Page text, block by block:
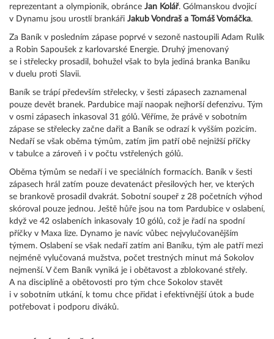
reprezentant a olympionik, obránce Jan Kolář. Gólmanskou dvojicí
v Dynamu jsou urostlí brankáři Jakub Vondraš a Tomáš Vomáčka.
Za Baník v posledním zápase poprvé v sezoně nastoupili Adam Rulík
a Robin Sapoušek z karlovarské Energie. Druhý jmenovaný
se i střelecky prosadil, bohužel však to byla jediná branka Baníku
v duelu proti Slavii.
Baník se trápí především střelecky, v šesti zápasech zaznamenal
pouze devět branek. Pardubice mají naopak nejhorší defenzivu. Tým
v osmi zápasech inkasoval 31 gólů. Věříme, že právě v sobotním
zápase se střelecky začne dařit a Baník se odrazí k vyšším pozicím.
Nedaří se však oběma týmům, zatím jim patří obě nejnižší příčky
v tabulce a zároveň i v počtu vstřelených gólů.
Oběma týmům se nedaří i ve speciálních formacích. Baník v šesti
zápasech hrál zatím pouze devatenáct přesilových her, ve kterých
se brankově prosadil dvakrát. Sobotní soupeř z 28 početních výhod
skóroval pouze jednou. Ještě hůře jsou na tom Pardubice v oslabení,
když ve 42 oslabeních inkasovaly 10 gólů, což je řadí na spodní
příčky v Maxa lize. Dynamo je navíc vůbec nejvylučovanějším
týmem. Oslabení se však nedaří zatím ani Baníku, tým ale patří mezi
nejméně vylučovaná mužstva, počet trestných minut má Sokolov
nejmenší. V čem Baník vyniká je i obětavost a zblokované střely.
A na disciplíně a obětovosti pro tým chce Sokolov stavět
i v sobotním utkání, k tomu chce přidat i efektivnější útok a bude
potřebovat i podporu diváků.